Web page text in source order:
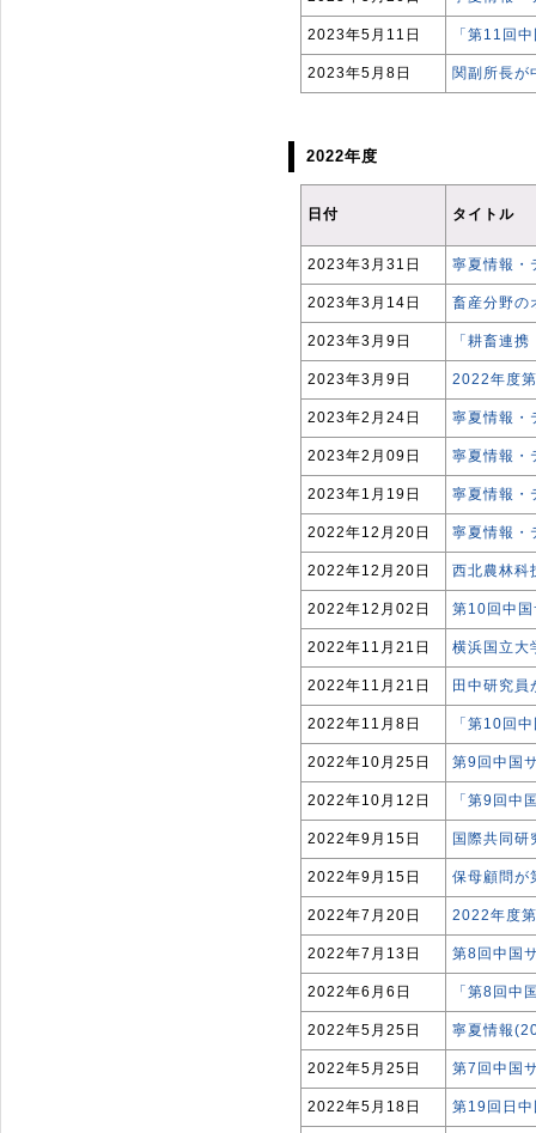
2023年5月11日 「第11回
2023年5月8日 関副所長が
2022年度
日付 タイトル
2023年3月31日 寧夏情報・
2023年3月14日 畜産分野の
2023年3月9日 「耕畜連
2023年3月9日 2022年度
2023年2月24日 寧夏情報・
2023年2月09日 寧夏情報・
2023年1月19日 寧夏情報・
2022年12月20日 寧夏情報・
2022年12月20日 西北農林科
2022年12月02日 第10回中
2022年11月21日 横浜国立大
2022年11月21日 田中研究
2022年11月8日 「第10回
2022年10月25日 第9回中国
2022年10月12日 「第9回中
2022年9月15日 国際共同
2022年9月15日 保母顧問が
2022年7月20日 2022年度
2022年7月13日 第8回中国
2022年6月6日 「第8回中
2022年5月25日 寧夏情報
2022年5月25日 第7回中国
2022年5月18日 第19回日